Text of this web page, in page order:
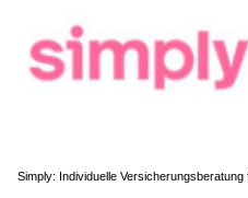
Simply: Individuelle